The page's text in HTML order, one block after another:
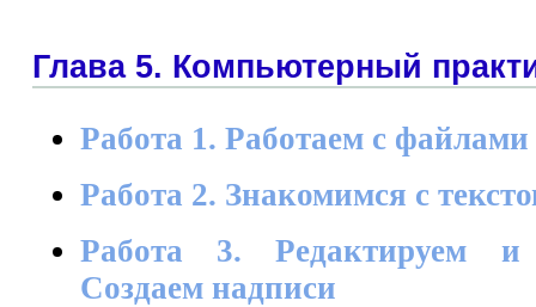
Глава 5. Компьютерный
Работа 1. Работаем с
Работа 2. Знакомимся с
Работа 3. Редактируем и
Создаем надписи